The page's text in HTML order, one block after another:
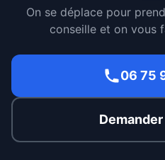
On se déplace pour
conseille et on vous
06 75